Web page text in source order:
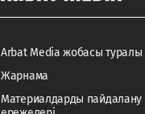
Arbat Media жобасы туралы
Жарнама
Материалдарды пайдалану